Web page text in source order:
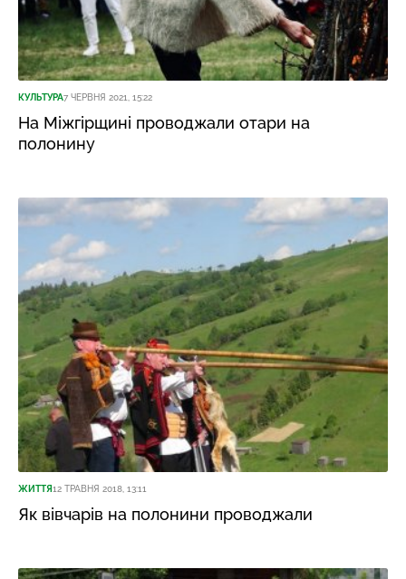
КУЛЬТУРА7 ЧЕРВНЯ 2021, 15:22
На Міжгірщині проводжали отари на
полонину
ЖИТТЯ12 ТРАВНЯ 2018, 13:11
Як вівчарів на полонини проводжали